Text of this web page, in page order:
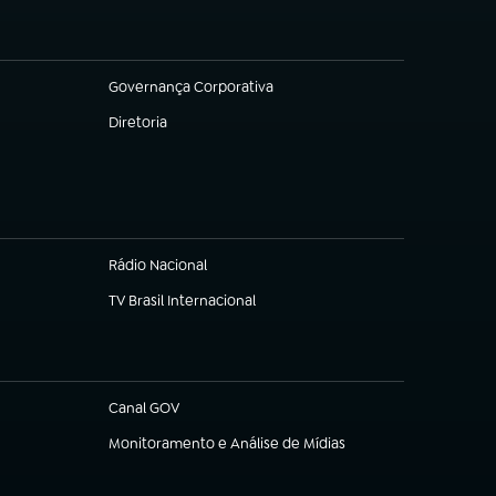
Governança Corporativa
(abre em nova aba)
Diretoria
(abre em nova aba)
Rádio Nacional
TV Brasil Internacional
(abre em nova aba)
Canal GOV
(abre em nova aba)
Monitoramento e Análise de Mídias
(abre em nova aba)